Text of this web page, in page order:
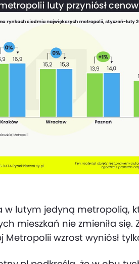
w lutym jedyną metropolią,
mieszkań nie zmieniła się.
wzrost wyniósł